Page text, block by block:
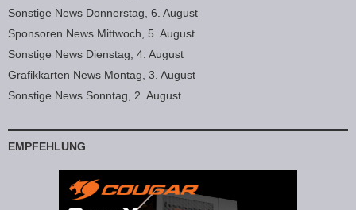
Sonstige News Donnerstag, 6. August
Sponsoren News Mittwoch, 5. August
Sonstige News Dienstag, 4. August
Grafikkarten News Montag, 3. August
Sonstige News Sonntag, 2. August
EMPFEHLUNG